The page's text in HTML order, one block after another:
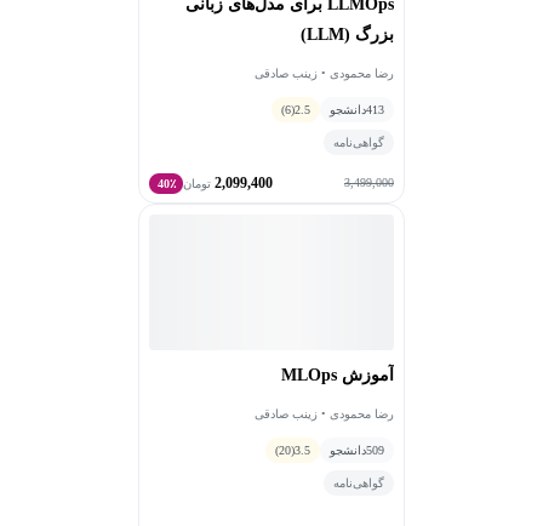
LLMOps برای مدل‌های زبانی
بزرگ (LLM)
رضا محمودی • زینب صادقی
413دانشجو 2.5
(6)
گواهی‌نامه
3,499,000
2,099,400 تومان 40٪
آموزش MLOps
رضا محمودی • زینب صادقی
509دانشجو 3.5
(20)
گواهی‌نامه